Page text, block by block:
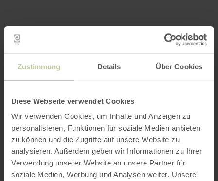
Zustimmung Details Über Cookies
Diese Webseite verwendet Cookies
Wir verwenden Cookies, um Inhalte und Anzeigen zu
personalisieren, Funktionen für soziale Medien anbieten
zu können und die Zugriffe auf unsere Website zu
analysieren. Außerdem geben wir Informationen zu Ihrer
Verwendung unserer Website an unsere Partner für
soziale Medien, Werbung und Analysen weiter. Unsere